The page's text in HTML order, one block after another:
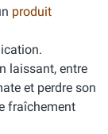
produit
laissant, entre
et perdre son
fraîchement